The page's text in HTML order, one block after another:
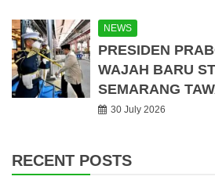
NEWS
PRESIDEN
WAJAH BARU
SEMARANG
30 July 2026
RECENT POSTS